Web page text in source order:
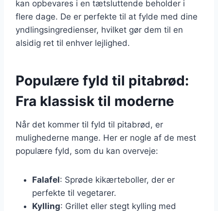
kan opbevares i en tætsluttende beholder i
flere dage. De er perfekte til at fylde med dine
yndlingsingredienser, hvilket gør dem til en
alsidig ret til enhver lejlighed.
Populære fyld til pitabrød:
Fra klassisk til moderne
Når det kommer til fyld til pitabrød, er
mulighederne mange. Her er nogle af de mest
populære fyld, som du kan overveje:
Falafel: Sprøde kikærteboller, der er
perfekte til vegetarer.
Kylling: Grillet eller stegt kylling med